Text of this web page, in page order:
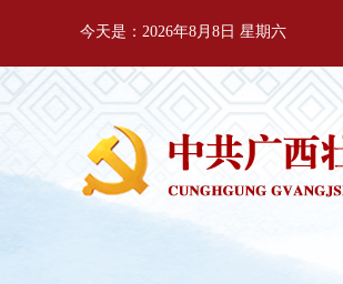
今天是：2026年8月8日 星期六